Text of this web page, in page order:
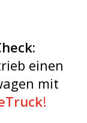
einen
mit
!